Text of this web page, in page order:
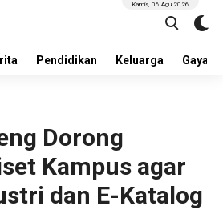
Pendidikan Keluarga Gaya
Kamis, 06 Agu 2026
Dorong
Kampus agar
dan E-Katalog